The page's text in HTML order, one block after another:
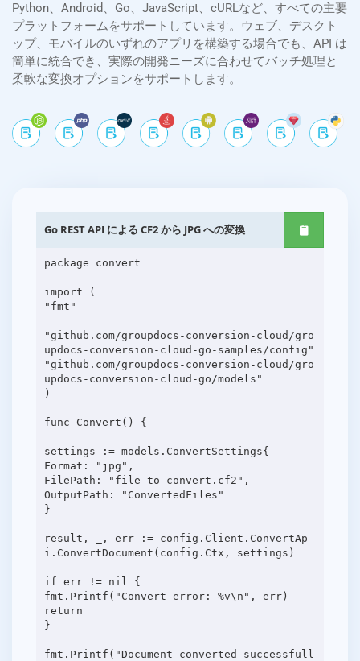
Python、Android、Go、JavaScript、cURLなど、すべての主要
プラットフォームをサポートしています。ウェブ、デスクト
ップ、モバイルのいずれのアプリを構築する場合でも、API は
簡単に統合でき、実際の開発ニーズに合わせてバッチ処理と
柔軟な変換オプションをサポートします。
Go REST API による CF2 から JPG への変換
package convert
import (
"fmt"
"github.com/groupdocs-conversion-cloud/gro
updocs-conversion-cloud-go-samples/config"
"github.com/groupdocs-conversion-cloud/gro
updocs-conversion-cloud-go/models"
)
func Convert() {
settings := models.ConvertSettings{
Format: "jpg",
FilePath: "file-to-convert.cf2",
OutputPath: "ConvertedFiles"
}
result, _, err := config.Client.ConvertAp
i.ConvertDocument(config.Ctx, settings)
if err != nil {
fmt.Printf("Convert error: %v\n", err)
return
}
fmt.Printf("Document converted successfull